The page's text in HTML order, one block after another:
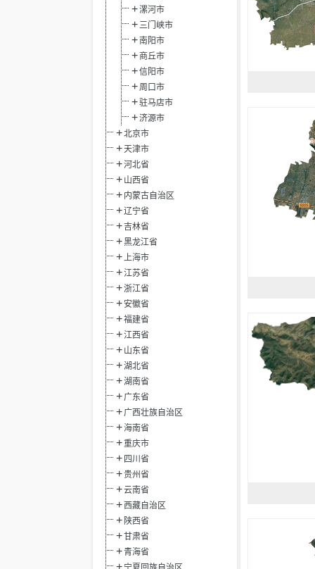
漯河市
三门峡市
南阳市
商丘市
信阳市
周口市
驻马店市
济源市
北京市
天津市
河北省
山西省
内蒙古自治区
辽宁省
吉林省
黑龙江省
上海市
江苏省
浙江省
安徽省
福建省
江西省
山东省
湖北省
湖南省
广东省
广西壮族自治区
海南省
重庆市
四川省
贵州省
云南省
西藏自治区
陕西省
甘肃省
青海省